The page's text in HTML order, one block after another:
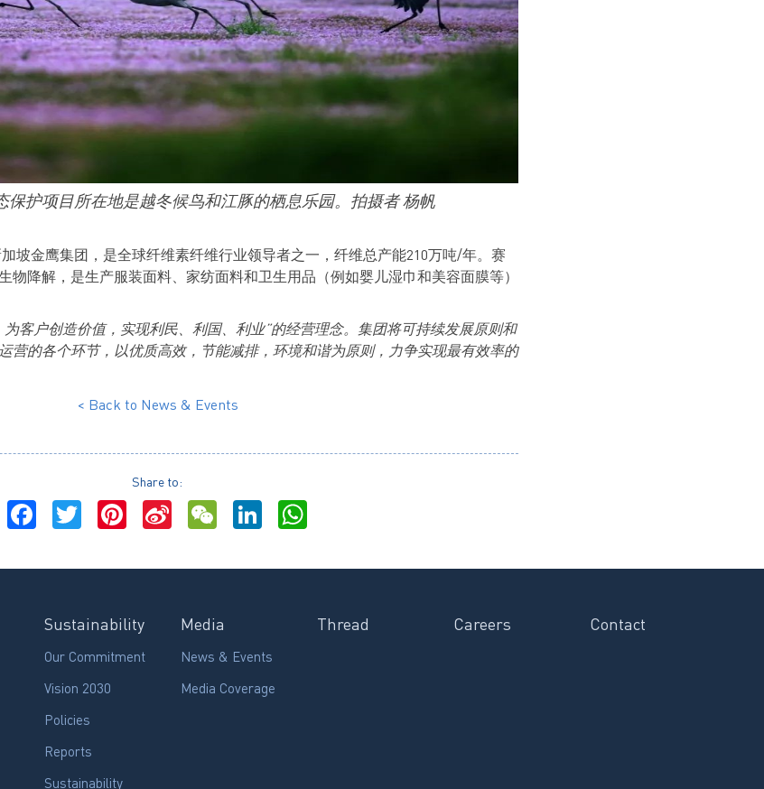
保护项目所在地是越冬候鸟和江豚的栖息乐园。拍摄者 杨帆
坡金鹰集团，是全球纤维素纤维行业领导者之一，纤维总产能210万吨/年。赛
物降解，是生产服装面料、家纺面料和卫生用品（例如婴儿湿巾和美容面膜等）
客户创造价值，实现利民、利国、利业”的经营理念。集团将可持续发展原则和
营的各个环节，以优质高效，节能减排，环境和谐为原则，力争实现最有效率的
< Back to News & Events
Share to:
Facebook
TwitterPinterest
Sina WeChatLinkedIn
Sustainability
Our Commitment
Vision 2030
Policies
Reports
Sustainability
Media
News & Events
Media Coverage
Thread Careers Contact